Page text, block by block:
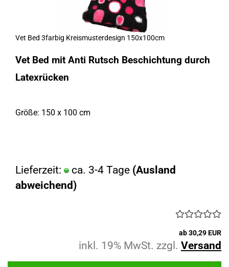
Vet Bed 3farbig Kreismusterdesign 150x100cm
Vet Bed mit Anti Rutsch Beschichtung durch
Latexrücken
Größe: 150 x 100 cm
Lieferzeit: ca. 3-4 Tage (Ausland
abweichend)
ab 30,29 EUR
inkl. 19% MwSt. zzgl. Versand